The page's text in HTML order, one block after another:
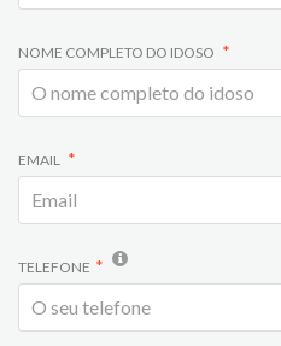
NOME COMPLETO DO IDOSO
EMAIL
TELEFONE